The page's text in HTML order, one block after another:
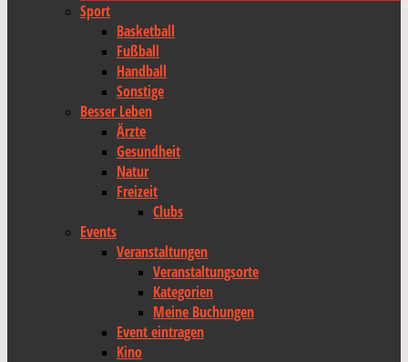
Sport
Basketball
Fußball
Handball
Sonstige
Besser Leben
Ärzte
Gesundheit
Natur
Freizeit
Clubs
Events
Veranstaltungen
Veranstaltungsorte
Kategorien
Meine Buchungen
Event eintragen
Kino